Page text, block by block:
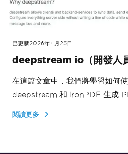
已更新2026年4月23日
deepstream io（開發人員
在這篇文章中，我們將學習如何
deepstream 和 IronPDF 生成
閱讀更多